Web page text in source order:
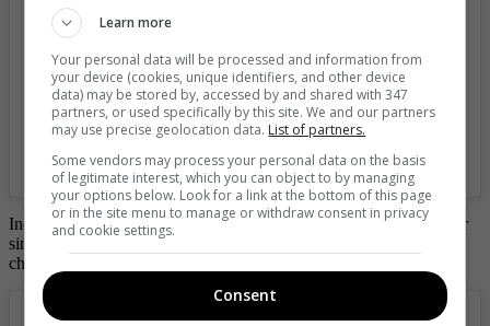
A post shared by DJ NATALIA PARIS 🎧 (@nataliaparisartist)
Incluso, en pasadas fechas, aprovechó su paso por París para posar
sin sostén, en tanga y solo cubriendo parte de su cuerpo con una
chaqueta,
Learn more
Your personal data will be processed and information from
your device (cookies, unique identifiers, and other device
data) may be stored by, accessed by and shared with 347
partners, or used specifically by this site. We and our partners
may use precise geolocation data. List of partners.
Some vendors may process your personal data on the basis
of legitimate interest, which you can object to by managing
your options below. Look for a link at the bottom of this page
or in the site menu to manage or withdraw consent in privacy
and cookie settings.
Consent